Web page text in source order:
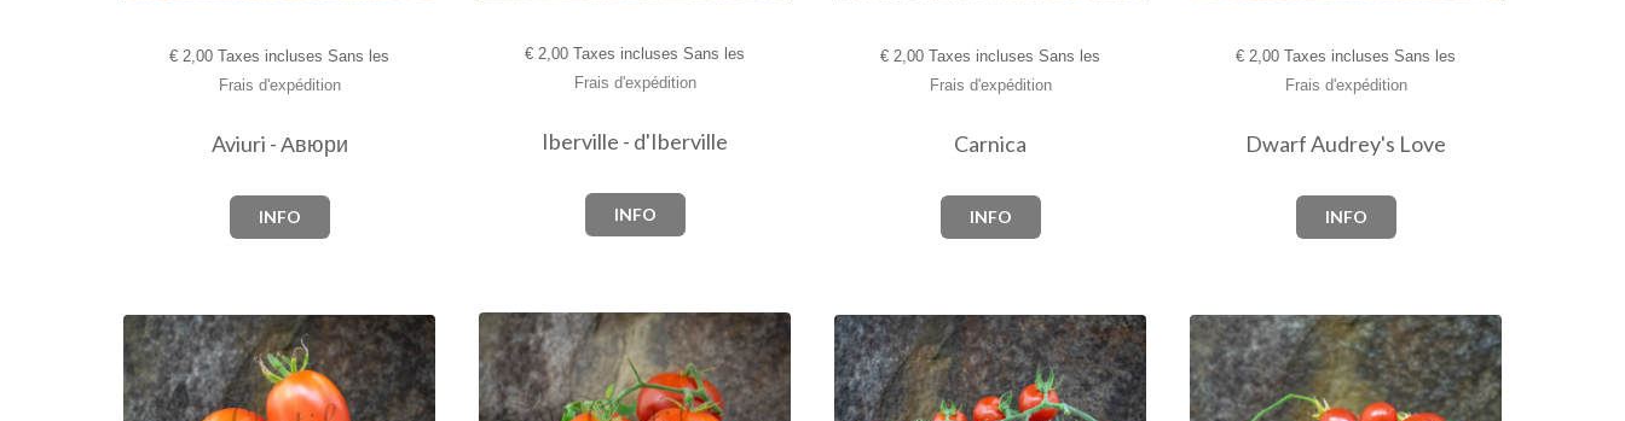
€ 2,00 Taxes incluses Sans les
Frais d'expédition
Aviuri - Авюри
INFO
€ 2,00 Taxes incluses Sans les
Frais d'expédition
Iberville - d'Iberville
INFO
€ 2,00 Taxes incluses Sans les
Frais d'expédition
Carnica
INFO
€ 2,00 Taxes incluses Sans les
Frais d'expédition
Dwarf Audrey's Love
INFO